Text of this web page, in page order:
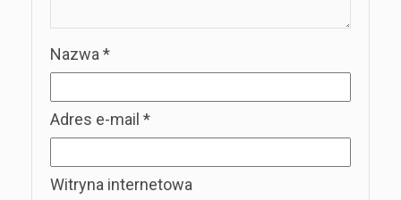
Nazwa *
Adres e-mail *
Witryna internetowa